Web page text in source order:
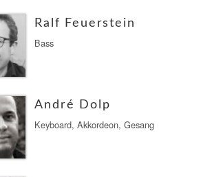
Ralf Feuerstein
Bass
André Dolp
Keyboard, Akkordeon, Gesang